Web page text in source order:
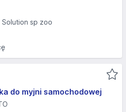
Solution sp zoo
do myjni samochodowej